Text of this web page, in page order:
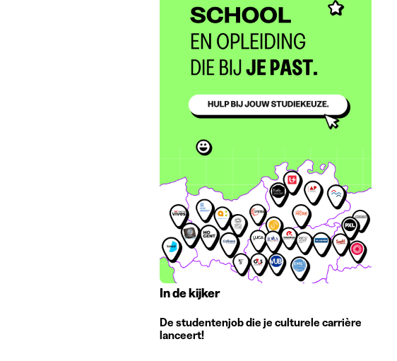
In de kijker
De studentenjob die je culturele carrière
lanceert!